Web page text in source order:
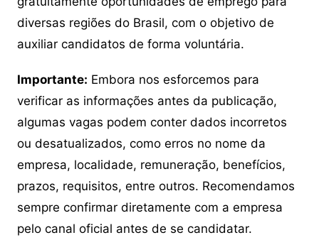
diversas regiões do Brasil, com o objetivo de
auxiliar candidatos de forma voluntária.
Importante: Embora nos esforcemos para
verificar as informações antes da publicação,
algumas vagas podem conter dados incorretos
ou desatualizados, como erros no nome da
empresa, localidade, remuneração, benefícios,
prazos, requisitos, entre outros. Recomendamos
sempre confirmar diretamente com a empresa
pelo canal oficial antes de se candidatar.